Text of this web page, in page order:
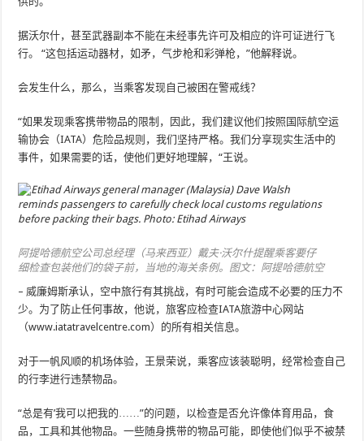
据沃尔什，甚至武器副本不能在未经事先许可及相应的许可证进行飞
行。 “这包括运动器材，如矛，气步枪和彩弹枪，”他解释说。
会发生什么，那么，当乘客发现自己被困在警戒线？
“如果发现乘客携带物品的限制，因此，我们建议他们按照国际航空运
输协会（IATA）危险品规则，我们坚持严格。我们分享现实生活中的
事件，如果需要的话，使他们更好地理解，“王说。
阿提哈德航空公司总经理（马来西亚）戴夫·沃尔什提醒乘客要仔
细检查包装他们的袋子前，当地的海关条例。图文：阿提哈德航空
– 威廉姆斯承认，空中旅行有其挑战，有时可能会造成不必要的压力不
少。为了防止任何事故，他说，旅客应检查IATA旅游中心网站
（www.iatatravelcentre.com）的所有相关信息。
对于一帆风顺的机场体验，王景荣说，乘客应该装聪明，经常检查自己
的行李进行违禁物品。
“总是有’我可以把我的……”的问题，以检查是否允许像体育用品，食
品，工具和其他物品。一些随身携带的物品可能，即使他们似乎不被禁